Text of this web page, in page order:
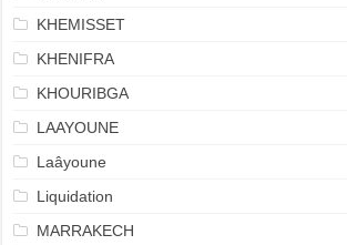
KHEMISSET
KHENIFRA
KHOURIBGA
LAAYOUNE
Laâyoune
Liquidation
MARRAKECH